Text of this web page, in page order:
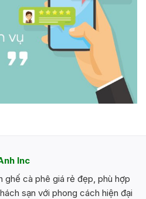
Inc
ghế cà phê giá rẻ đẹp, phù hợp
sạn với phong cách hiện đại